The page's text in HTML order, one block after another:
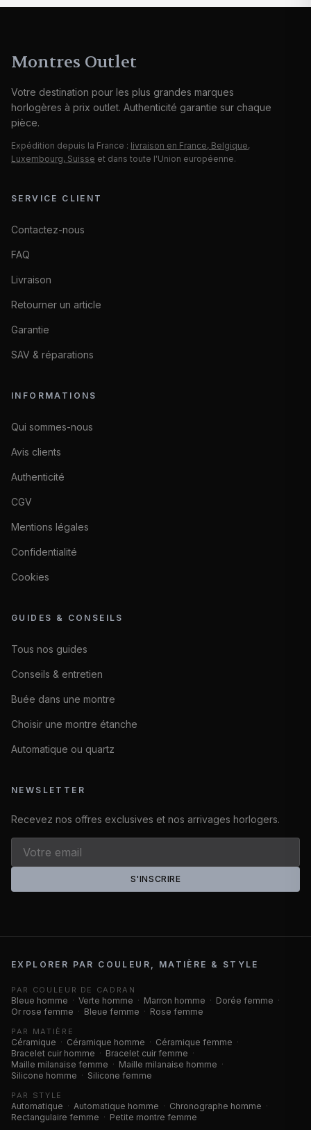
Montres Outlet
Votre destination pour les plus grandes marques
horlogères à prix outlet. Authenticité garantie sur chaque
pièce.
Expédition depuis la France : livraison en France, Belgique,
Luxembourg, Suisse et dans toute l'Union européenne.
SERVICE CLIENT
Contactez-nous
FAQ
Livraison
Retourner un article
Garantie
SAV & réparations
INFORMATIONS
Qui sommes-nous
Avis clients
Authenticité
CGV
Mentions légales
Confidentialité
Cookies
GUIDES & CONSEILS
Tous nos guides
Conseils & entretien
Buée dans une montre
Choisir une montre étanche
Automatique ou quartz
NEWSLETTER
Recevez nos offres exclusives et nos arrivages horlogers.
S'INSCRIRE
EXPLORER PAR COULEUR, MATIÈRE & STYLE
PAR COULEUR DE CADRAN
Bleue homme · Verte homme · Marron homme · Dorée femme ·
Or rose femme · Bleue femme · Rose femme
PAR MATIÈRE
Céramique · Céramique homme · Céramique femme ·
Bracelet cuir homme · Bracelet cuir femme ·
Maille milanaise femme · Maille milanaise homme ·
Silicone homme · Silicone femme
PAR STYLE
Automatique · Automatique homme · Chronographe homme ·
Rectangulaire femme · Petite montre femme